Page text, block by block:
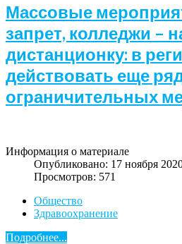
Массовые
запрет, колледжи –
дистанционку: в
действовать еще
ограничительных
Информация о материале
Опубликовано: 17 ноября
Просмотров: 571
Общество
Здравоохранение
Подробнее...